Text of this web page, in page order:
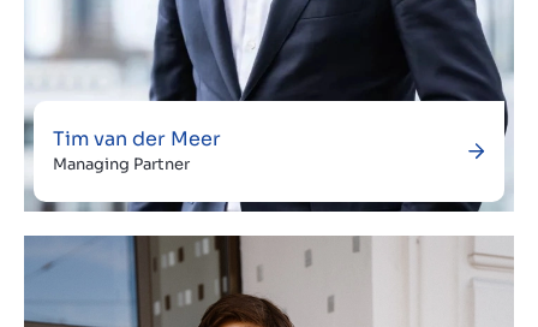
Tim van der Meer
Managing Partner